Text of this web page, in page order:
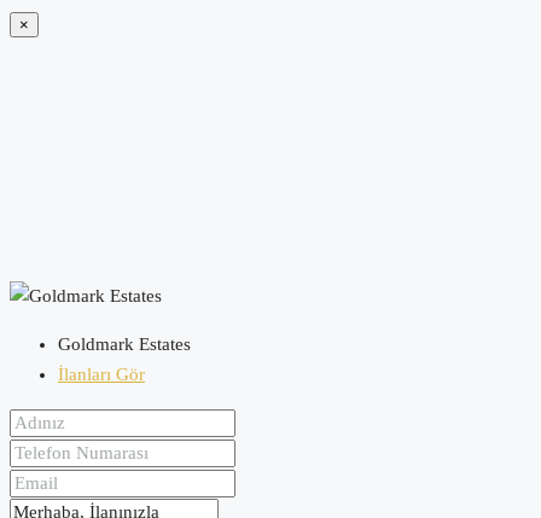
×
Goldmark Estates
İlanları Gör